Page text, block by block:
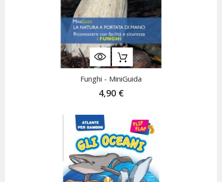
Funghi - MiniGuida
4,90 €